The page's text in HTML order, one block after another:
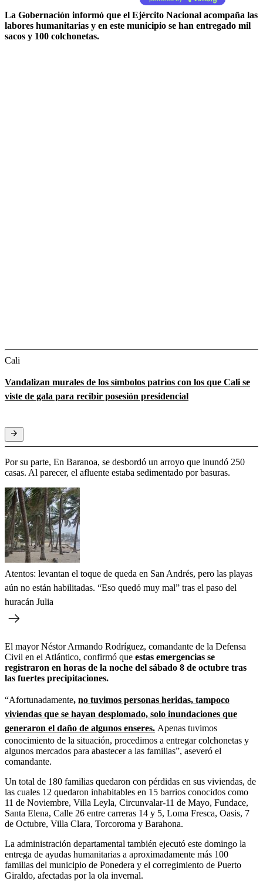
La Gobernación informó que el Ejército Nacional acompaña las
labores humanitarias y en este municipio se han entregado mil
sacos y 100 colchonetas.
Cali
Vandalizan murales de los símbolos patrios con los que Cali se
viste de gala para recibir posesión presidencial
Por su parte, En Baranoa, se desbordó un arroyo que inundó 250
casas. Al parecer, el afluente estaba sedimentado por basuras.
Atentos: levantan el toque de queda en San Andrés, pero las playas
aún no están habilitadas. “Eso quedó muy mal” tras el paso del
huracán Julia
El mayor Néstor Armando Rodríguez, comandante de la Defensa
Civil en el Atlántico, confirmó que estas emergencias se
registraron en horas de la noche del sábado 8 de octubre tras
las fuertes precipitaciones.
“Afortunadamente, no tuvimos personas heridas, tampoco
viviendas que se hayan desplomado, solo inundaciones que
generaron el daño de algunos enseres. Apenas tuvimos
conocimiento de la situación, procedimos a entregar colchonetas y
algunos mercados para abastecer a las familias”, aseveró el
comandante.
Un total de 180 familias quedaron con pérdidas en sus viviendas, de
las cuales 12 quedaron inhabitables en 15 barrios conocidos como
11 de Noviembre, Villa Leyla, Circunvalar-11 de Mayo, Fundace,
Santa Elena, Calle 26 entre carreras 14 y 5, Loma Fresca, Oasis, 7
de Octubre, Villa Clara, Torcoroma y Barahona.
La administración departamental también ejecutó este domingo la
entrega de ayudas humanitarias a aproximadamente más 100
familias del municipio de Ponedera y el corregimiento de Puerto
Giraldo, afectadas por la ola invernal.